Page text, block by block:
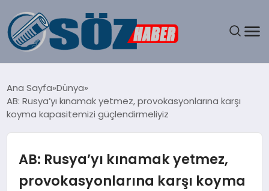
SPOR
Ana Sayfa Dünya
AB: Rusya’yı kınamak yetmez, provokasyonlarına karşı
koyma kapasitemizi güçlendirmeliyiz
AB: Rusya’yı kınamak yetmez,
provokasyonlarına karşı koyma